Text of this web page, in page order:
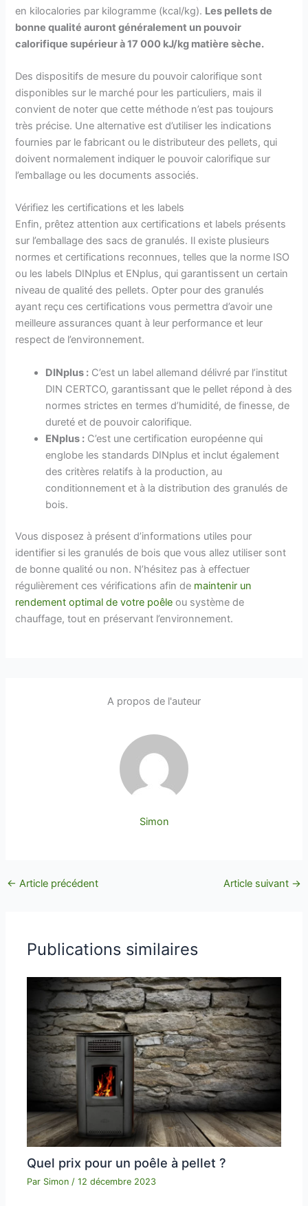
en kilocalories par kilogramme (kcal/kg). Les pellets de
bonne qualité auront généralement un pouvoir
calorifique supérieur à 17 000 kJ/kg matière sèche.
Des dispositifs de mesure du pouvoir calorifique sont
disponibles sur le marché pour les particuliers, mais il
convient de noter que cette méthode n’est pas toujours
très précise. Une alternative est d’utiliser les indications
fournies par le fabricant ou le distributeur des pellets, qui
doivent normalement indiquer le pouvoir calorifique sur
l’emballage ou les documents associés.
Vérifiez les certifications et les labels
Enfin, prêtez attention aux certifications et labels présents
sur l’emballage des sacs de granulés. Il existe plusieurs
normes et certifications reconnues, telles que la norme ISO
ou les labels DINplus et ENplus, qui garantissent un certain
niveau de qualité des pellets. Opter pour des granulés
ayant reçu ces certifications vous permettra d’avoir une
meilleure assurances quant à leur performance et leur
respect de l’environnement.
DINplus : C’est un label allemand délivré par l’institut
DIN CERTCO, garantissant que le pellet répond à des
normes strictes en termes d’humidité, de finesse, de
dureté et de pouvoir calorifique.
ENplus : C’est une certification européenne qui
englobe les standards DINplus et inclut également
des critères relatifs à la production, au
conditionnement et à la distribution des granulés de
bois.
Vous disposez à présent d’informations utiles pour
identifier si les granulés de bois que vous allez utiliser sont
de bonne qualité ou non. N’hésitez pas à effectuer
régulièrement ces vérifications afin de maintenir un
rendement optimal de votre poêle ou système de
chauffage, tout en préservant l’environnement.
A propos de l'auteur
Simon
← Article précédent Article suivant →
Publications similaires
Quel prix pour un poêle à pellet ?
Par Simon/12 décembre 2023